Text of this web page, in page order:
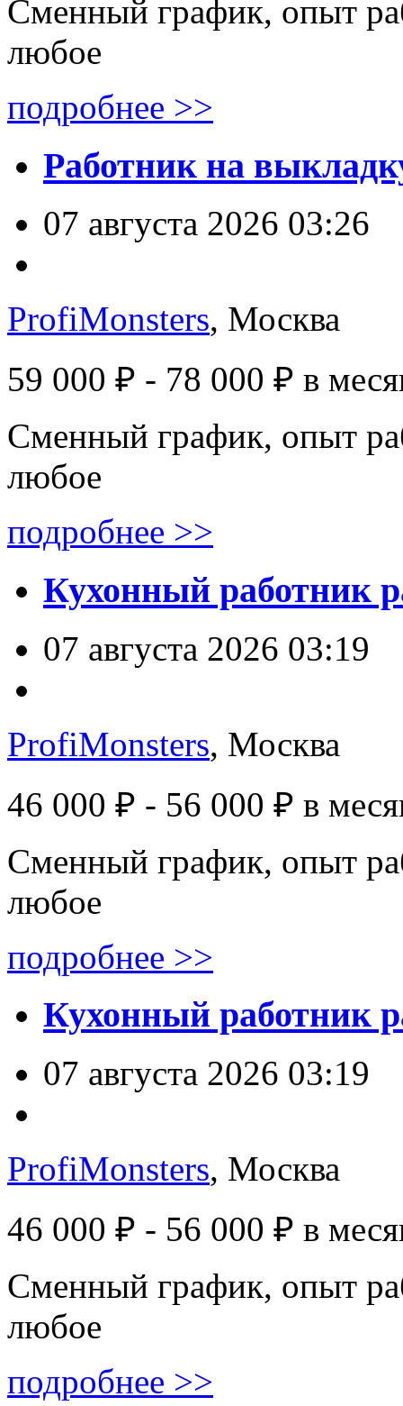
Сменный график, опыт
любое
подробнее >>
Работник на
07 августа 2026 03:26
ProfiMonsters, Москва
59 000 ₽ - 78 000 ₽ в
Сменный график, опыт
любое
подробнее >>
Кухонный работник
07 августа 2026 03:19
ProfiMonsters, Москва
46 000 ₽ - 56 000 ₽ в
Сменный график, опыт
любое
подробнее >>
Кухонный работник
07 августа 2026 03:19
ProfiMonsters, Москва
46 000 ₽ - 56 000 ₽ в
Сменный график, опыт
любое
подробнее >>